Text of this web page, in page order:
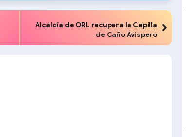
Alcaldía de ORL recupera la Capilla
de Caño Avispero